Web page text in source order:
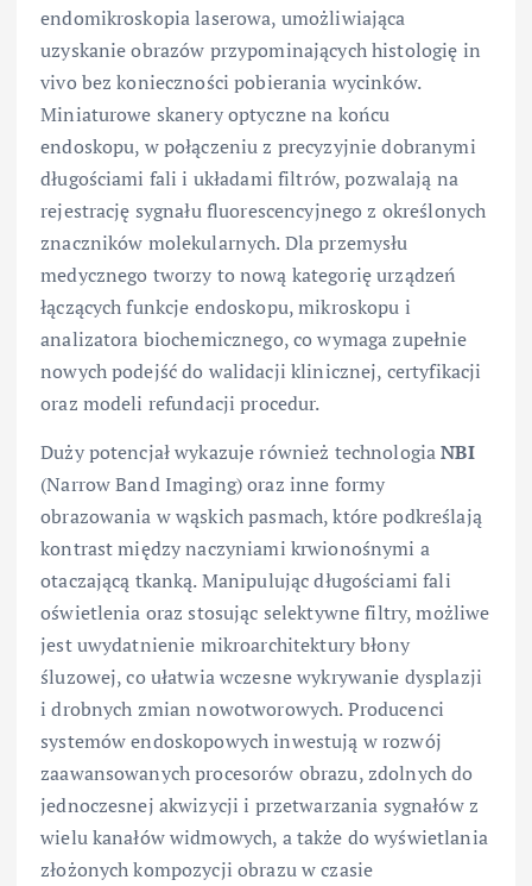
endomikroskopia laserowa, umożliwiająca
uzyskanie obrazów przypominających histologię in
vivo bez konieczności pobierania wycinków.
Miniaturowe skanery optyczne na końcu
endoskopu, w połączeniu z precyzyjnie dobranymi
długościami fali i układami filtrów, pozwalają na
rejestrację sygnału fluorescencyjnego z określonych
znaczników molekularnych. Dla przemysłu
medycznego tworzy to nową kategorię urządzeń
łączących funkcje endoskopu, mikroskopu i
analizatora biochemicznego, co wymaga zupełnie
nowych podejść do walidacji klinicznej, certyfikacji
oraz modeli refundacji procedur.
Duży potencjał wykazuje również technologiaNBI
(Narrow Band Imaging) oraz inne formy
obrazowania w wąskich pasmach, które podkreślają
kontrast między naczyniami krwionośnymi a
otaczającą tkanką. Manipulując długościami fali
oświetlenia oraz stosując selektywne filtry, możliwe
jest uwydatnienie mikroarchitektury błony
śluzowej, co ułatwia wczesne wykrywanie dysplazji
i drobnych zmian nowotworowych. Producenci
systemów endoskopowych inwestują w rozwój
zaawansowanych procesorów obrazu, zdolnych do
jednoczesnej akwizycji i przetwarzania sygnałów z
wielu kanałów widmowych, a także do wyświetlania
złożonych kompozycji obrazu w czasie